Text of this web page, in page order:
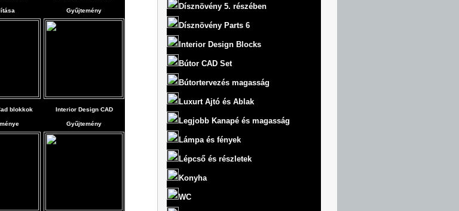
Gyűjtemény
blokkok Interior Design CAD
Gyűjtemény
Dísznövény 5. részében
Dísznövény Parts 6
Interior Design Blocks
Bútor CAD Set
Bútortervezés magasság
Luxurt Ajtó és Ablak
Legjobb Kanapé és magasság
Lámpa és fények
Lépcső és részletek
Konyha
WC